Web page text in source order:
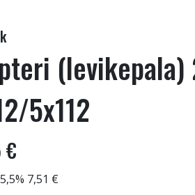
(levikepala)
5x112
€
7,51 €